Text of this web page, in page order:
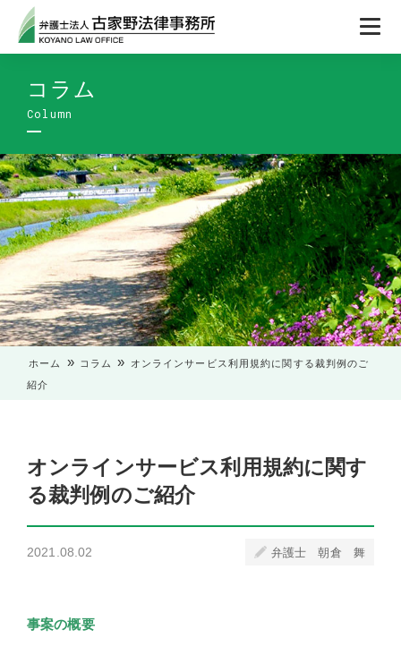
コラム
ホーム » コラム »
オンラインサービス利用規約に関する裁判例のご
紹介
オンラインサービス利用規約に関す
る裁判例のご紹介
2021.08.02 弁護士 朝倉 舞
事案の概要